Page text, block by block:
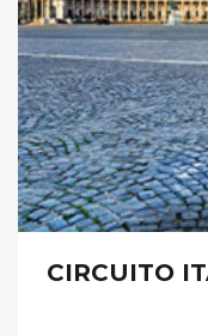
CIRCUITO